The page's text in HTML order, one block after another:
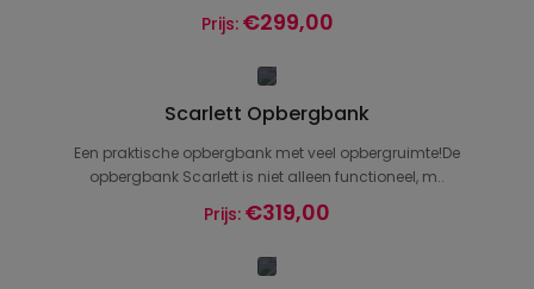
Prijs: €299,00
Scarlett Opbergbank
Een praktische opbergbank met veel opbergruimte!De
opbergbank Scarlett is niet alleen functioneel, m..
Prijs: €319,00